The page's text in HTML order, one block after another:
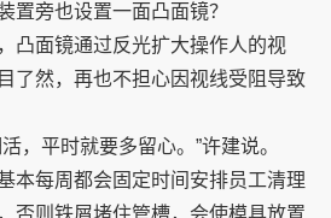
置旁也设置一面凸面镜？
凸面镜通过反光扩大操作人的视
了然，再也不担心因视线受阻导致
，平时就要多留心。”许建说。
本每周都会固定时间安排员工清理
否则铁屑堵住管槽，会使模具放置